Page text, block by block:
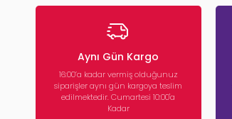
Aynı Gün Kargo
16:00’a kadar vermiş olduğunuz
siparişler aynı gün kargoya teslim
edilmektedir. Cumartesi 10:00'a
Kadar